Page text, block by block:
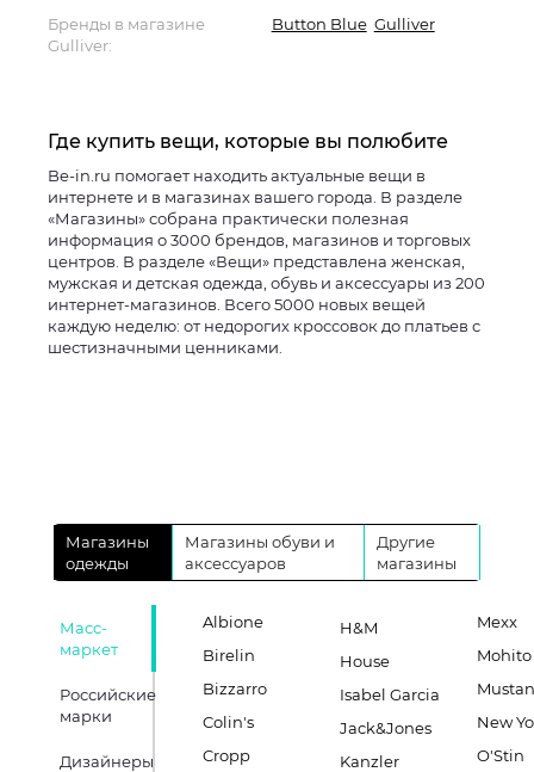
Бренды в магазине
Gulliver:
Button Blue Gulliver
Где купить вещи, которые вы полюбите
Be-in.ru помогает находить актуальные вещи в
интернете и в магазинах вашего города. В разделе
«Магазины» собрана практически полезная
информация о 3000 брендов, магазинов и торговых
центров. В разделе «Вещи» представлена женская,
мужская и детская одежда, обувь и аксессуары из 200
интернет-магазинов. Всего 5000 новых вещей
каждую неделю: от недорогих кроссовок до платьев с
шестизначными ценниками.
Магазины
одежды
Магазины обуви и
аксессуаров
Другие
магазины
Масс-
маркет
Российские
марки
Дизайнеры
Albione
Birelin
Bizzarro
Colin's
Cropp
H&M
House
Isabel Garcia
Jack&Jones
Kanzler
Mexx
Mohito
New
O'Stin